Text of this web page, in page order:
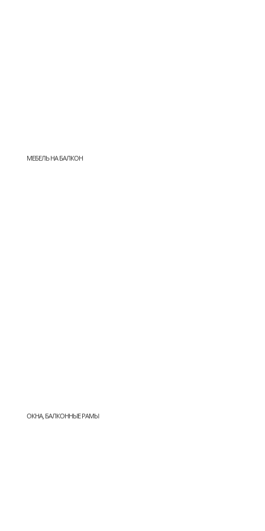
МЕБЕЛЬ НА БАЛКОН
ОКНА, БАЛКОННЫЕ РАМЫ